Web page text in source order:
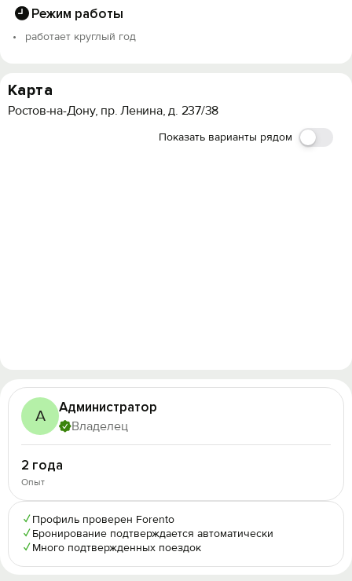
Режим работы
работает круглый год
Карта
Ростов-на-Дону, пр. Ленина, д. 237/38
Показать варианты рядом
А Администратор
Владелец
2 года
Опыт
✓ Профиль проверен Forento
✓ Бронирование подтверждается автоматически
✓ Много подтвержденных поездок